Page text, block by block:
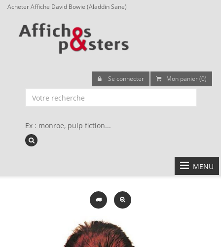
Acheter Affiche David Bowie (Aladdin Sane)
Se connecter Mon panier (0)
Ex : monroe, pulp fiction...
MENU